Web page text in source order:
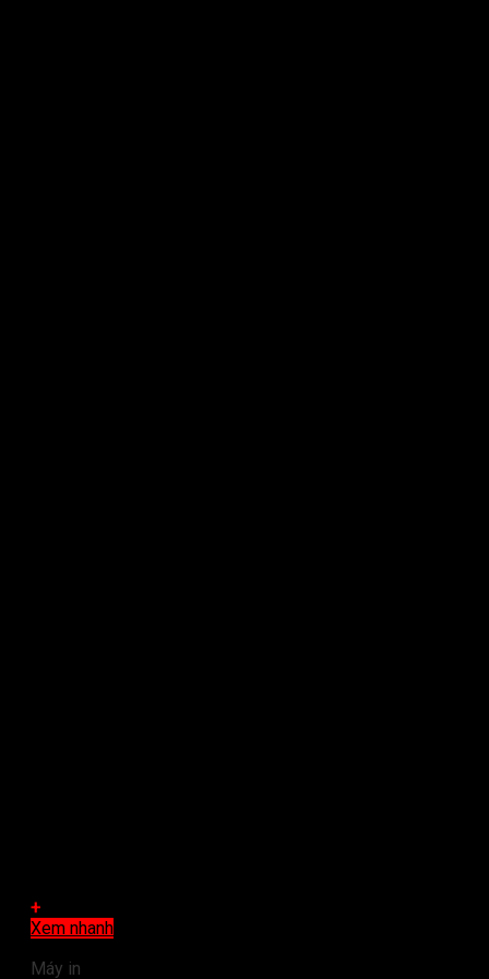
+
Xem nhanh
Máy in